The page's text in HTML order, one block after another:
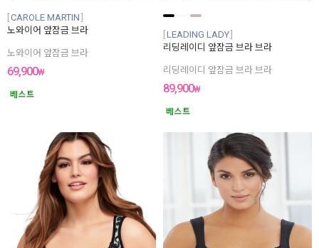
CAROLE MARTIN
노와이어 앞잠금 브라
노와이어 앞잠금 브라
69,900₩
LEADING LADY
리딩레이디 앞잠금 브라 브라
리딩레이디 앞잠금 브라 브라
89,900₩